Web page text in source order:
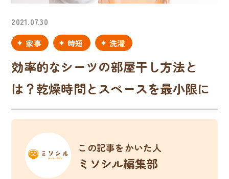
2021.07.30
家事
時短 洗濯
効率的なシーツの部屋干し方法と
は？乾燥時間とスペースを最小限に
この記事をかいた人
ミソシル編集部